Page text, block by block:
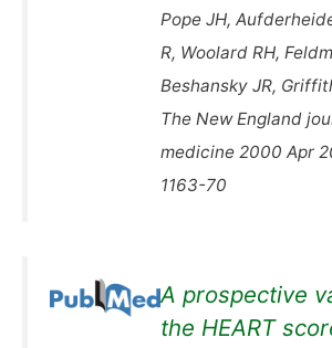
Pope JH,
R, Woolard RH,
Beshansky JR,
The New England
medicine 2000 Apr
1163-70
A prospective
the HEART